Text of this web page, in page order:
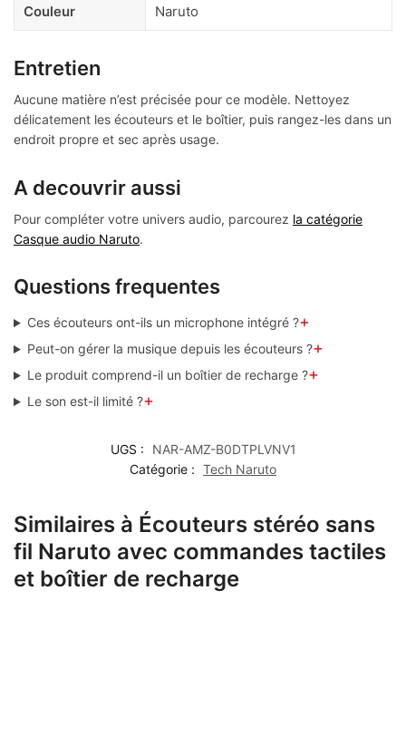
Couleur Naruto
Entretien
Aucune matière n’est précisée pour ce modèle. Nettoyez
délicatement les écouteurs et le boîtier, puis rangez-les dans un
endroit propre et sec après usage.
A decouvrir aussi
Pour compléter votre univers audio, parcourez la catégorie
Casque audio Naruto.
Questions frequentes
Ces écouteurs ont-ils un microphone intégré ?+
Peut-on gérer la musique depuis les écouteurs ?+
Le produit comprend-il un boîtier de recharge ?+
Le son est-il limité ?+
UGS :
NAR-AMZ-B0DTPLVNV1
Catégorie : Tech Naruto
Similaires à Écouteurs stéréo sans
fil Naruto avec commandes tactiles
et boîtier de recharge